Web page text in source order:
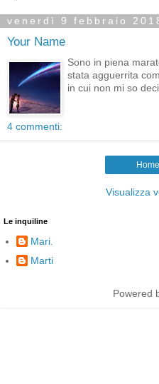
venerdì 9 febbraio
Your Name
Sono in piena
stata agguerrita
in cui non mi so
4 commenti:
Visualizza
Le inquiline
Mari.
Marti
Powered